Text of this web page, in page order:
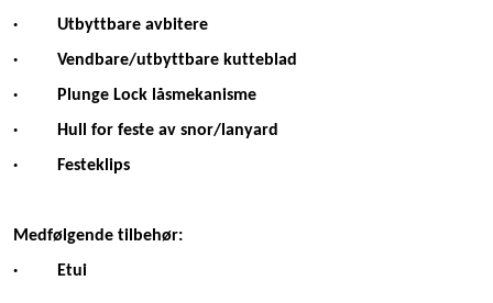
· Utbyttbare avbitere
· Vendbare/utbyttbare kutteblad
· Plunge Lock låsmekanisme
· Hull for feste av snor/lanyard
· Festeklips
Medfølgende tilbehør:
· Etui